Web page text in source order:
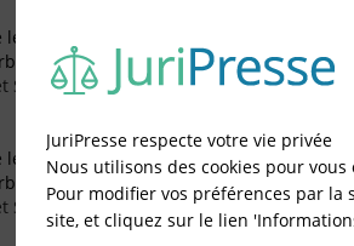
Vendredi 24 Juillet 2020
Social
Vendredi 1 Mai 2020
Social
JuriPresse respecte votre vie privée
Nous utilisons des cookies pour
Pour modifier vos préférences par
site, et cliquez sur le lien